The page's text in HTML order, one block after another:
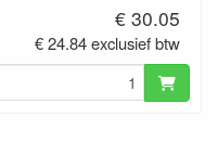
€ 30.05
€ 24.84 exclusief btw